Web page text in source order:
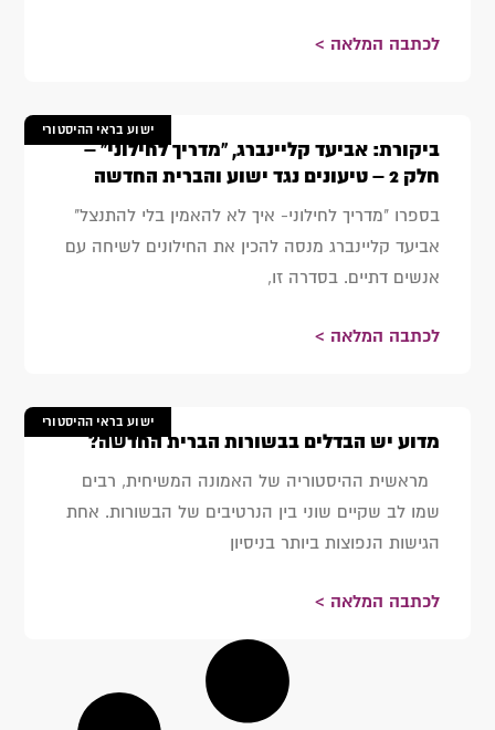
לכתבה המלאה >
ישוע בראי ההיסטורי
ביקורת: אביעד קליינברג, "מדריך לחילוני" –
חלק 2 – טיעונים נגד ישוע והברית החדשה
בספרו "מדריך לחילוני- איך לא להאמין בלי להתנצל"
אביעד קליינברג מנסה להכין את החילונים לשיחה עם
אנשים דתיים. בסדרה זו,
לכתבה המלאה >
ישוע בראי ההיסטורי
מדוע יש הבדלים בבשורות הברית החדשה?
מראשית ההיסטוריה של האמונה המשיחית, רבים
שמו לב שקיים שוני בין הנרטיבים של הבשורות. אחת
הגישות הנפוצות ביותר בניסיון
לכתבה המלאה >